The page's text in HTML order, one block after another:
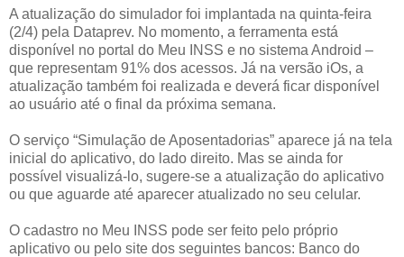
A atualização do simulador foi implantada na quinta-feira
(2/4) pela Dataprev. No momento, a ferramenta está
disponível no portal do Meu INSS e no sistema Android –
que representam 91% dos acessos. Já na versão iOs, a
atualização também foi realizada e deverá ficar disponível
ao usuário até o final da próxima semana.
O serviço “Simulação de Aposentadorias” aparece já na tela
inicial do aplicativo, do lado direito. Mas se ainda for
possível visualizá-lo, sugere-se a atualização do aplicativo
ou que aguarde até aparecer atualizado no seu celular.
O cadastro no Meu INSS pode ser feito pelo próprio
aplicativo ou pelo site dos seguintes bancos: Banco do